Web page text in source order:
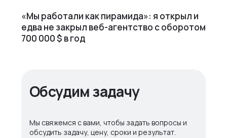
«Мы работали как пирамида»: я открыл и
едва не закрыл веб⁠-⁠агентство с оборотом
700 000 $ в год
Обсудим задачу
Мы свяжемся с вами, чтобы задать вопросы и
обсудить задачу, цену, сроки и результат.